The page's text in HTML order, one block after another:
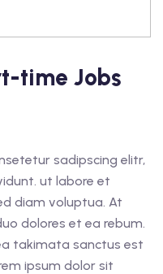
time Jobs
sadipscing elitr,
ut labore et
diam voluptua. At
dolores et ea rebum.
takimata sanctus est
ipsum dolor sit